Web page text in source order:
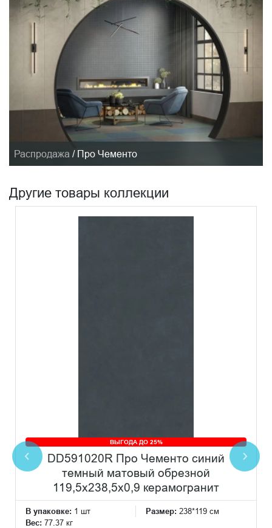
Распродажа / Про Чементо
Другие товары коллекции
ВЫГОДА ДО 25%
DD591020R Про Чементо синий
темный матовый обрезной
119,5x238,5x0,9 керамогранит
В упаковке: 1 шт Размер: 238*119 см
Вес: 77.37 кг